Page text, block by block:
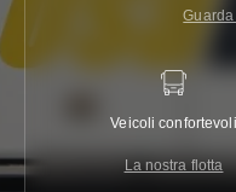
Veicoli confortevoli
La nostra flotta